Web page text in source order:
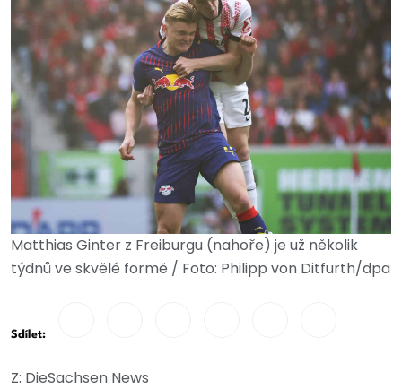
Matthias Ginter z Freiburgu (nahoře) je už několik
týdnů ve skvělé formě / Foto: Philipp von Ditfurth/dpa
Sdílet:
Z: DieSachsen News